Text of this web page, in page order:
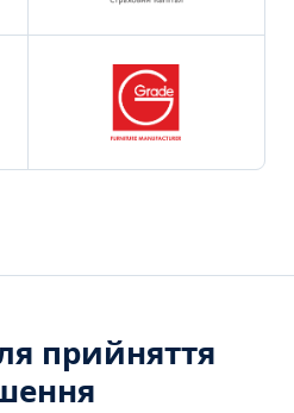
прийняття